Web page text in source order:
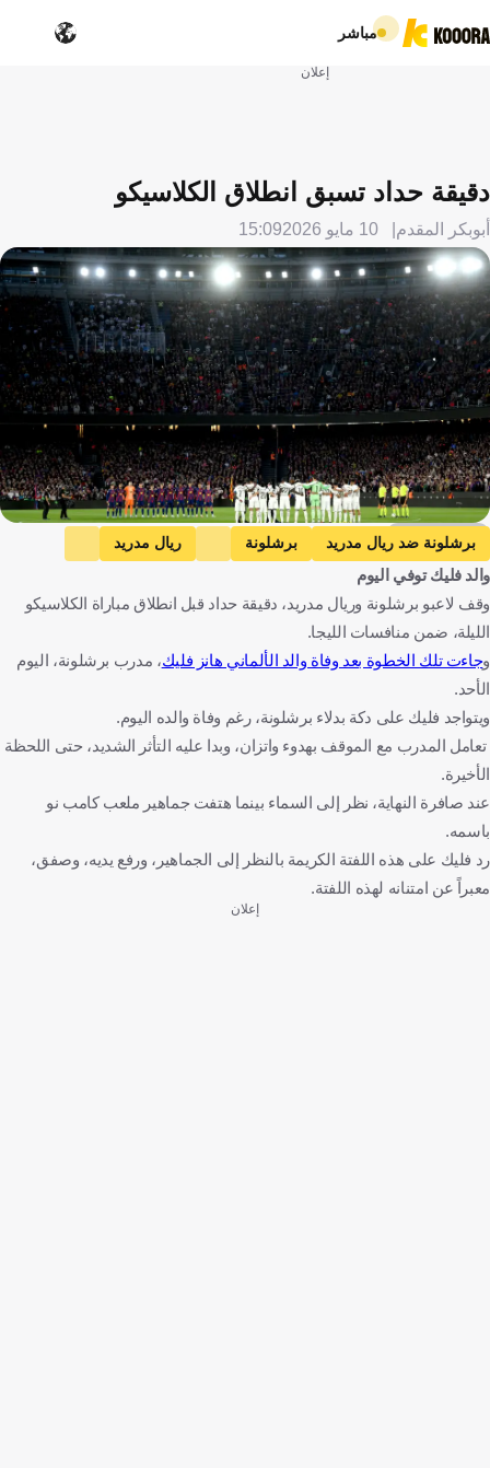
مباشر
إعلان
دقيقة حداد تسبق انطلاق الكلاسيكو
أبوبكر المقدم 10 مايو 2026 15:09
Getty Images
برشلونة ضد ريال مدريد برشلونة
ريال مدريد
الدوري الإسباني
والد فليك توفي اليوم
وقف لاعبو برشلونة وريال مدريد، دقيقة حداد قبل انطلاق مباراة الكلاسيكو
الليلة، ضمن منافسات الليجا.
وجاءت تلك الخطوة بعد وفاة والد الألماني هانز فليك، مدرب برشلونة، اليوم
الأحد.
ويتواجد فليك على دكة بدلاء برشلونة، رغم وفاة والده اليوم.
تعامل المدرب مع الموقف بهدوء واتزان، وبدا عليه التأثر الشديد، حتى اللحظة
الأخيرة.
عند صافرة النهاية، نظر إلى السماء بينما هتفت جماهير ملعب كامب نو
باسمه.
رد فليك على هذه اللفتة الكريمة بالنظر إلى الجماهير، ورفع يديه، وصفق،
معبراً عن امتنانه لهذه اللفتة.
إعلان